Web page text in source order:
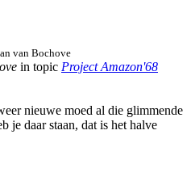
van Bochove
in topic Project Amazon'68
nieuwe moed al die glimmende
je daar staan, dat is het halve